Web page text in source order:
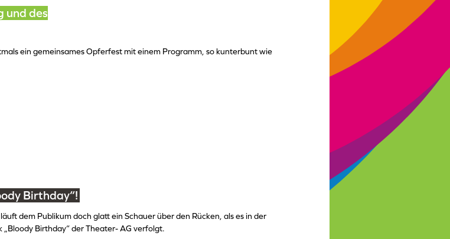
und des
ein gemeinsames Opferfest mit einem Programm, so kunterbunt wie
Birthday“!
dem Publikum doch glatt ein Schauer über den Rücken, als es in der
„Bloody Birthday“ der Theater- AG verfolgt.